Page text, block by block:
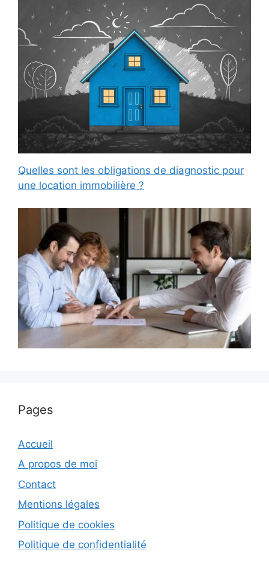
Quelles sont les obligations de diagnostic pour
une location immobilière ?
Pages
Accueil
A propos de moi
Contact
Mentions légales
Politique de cookies
Politique de confidentialité